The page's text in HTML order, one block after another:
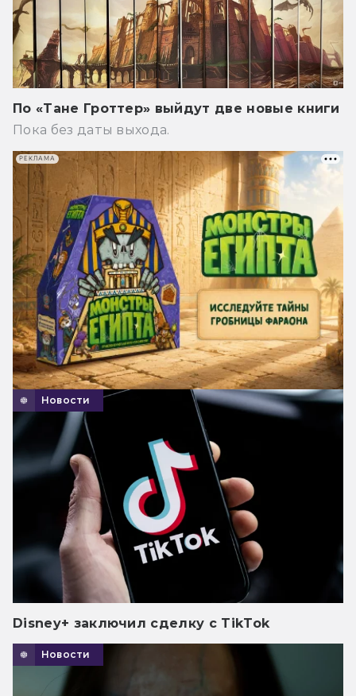
По «Тане Гроттер» выйдут две новые книги
Пока без даты выхода.
Новости
Disney+ заключил сделку с TikTok
Новости
РЕКЛАМА